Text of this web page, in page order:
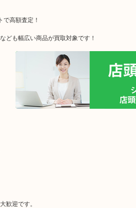
高額査定！
ども幅広い商品が買取対象です！
歓迎です。